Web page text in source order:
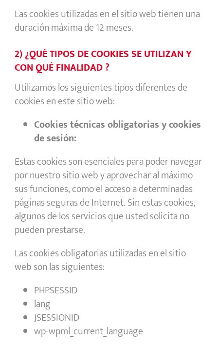
Las cookies utilizadas en el sitio web tienen una
duración máxima de 12 meses.
2) ¿QUÉ TIPOS DE COOKIES SE UTILIZAN Y
CON QUÉ FINALIDAD ?
Utilizamos los siguientes tipos diferentes de
cookies en este sitio web:
Cookies técnicas obligatorias y cookies
de sesión:
Estas cookies son esenciales para poder navegar
por nuestro sitio web y aprovechar al máximo
sus funciones, como el acceso a determinadas
páginas seguras de Internet. Sin estas cookies,
algunos de los servicios que usted solicita no
pueden prestarse.
Las cookies obligatorias utilizadas en el sitio
web son las siguientes:
PHPSESSID
lang
JSESSIONID
wp-wpml_current_language